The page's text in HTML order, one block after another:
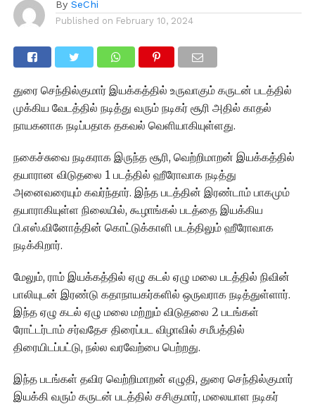
By SeChi
Published on February 10, 2024
துரை செந்தில்குமார் இயக்கத்தில் உருவாகும் கருடன் படத்தில்
முக்கிய வேடத்தில் நடித்து வரும் நடிகர் சூரி அதில் காதல்
நாயகனாக நடிப்பதாக தகவல் வெளியாகியுள்ளது.
நகைச்சுவை நடிகராக இருந்த சூரி, வெற்றிமாறன் இயக்கத்தில்
தயாரான விடுதலை 1 படத்தில் ஹீரோவாக நடித்து
அனைவரையும் கவர்ந்தார். இந்த படத்தின் இரண்டாம் பாகமும்
தயாராகியுள்ள நிலையில், கூழாங்கல் படத்தை இயக்கிய
பி.எஸ்.வினோத்தின் கொட்டுக்காளி படத்திலும் ஹீரோவாக
நடிக்கிறார்.
மேலும், ராம் இயக்கத்தில் ஏழு கடல் ஏழு மலை படத்தில் நிவின்
பாலியுடன் இரண்டு கதாநாயகர்களில் ஒருவராக நடித்துள்ளார்.
இந்த ஏழு கடல் ஏழு மலை மற்றும் விடுதலை 2 படங்கள்
ரோட்டர்டாம் சர்வதேச திரைப்பட விழாவில் சமீபத்தில்
திரையிடப்பட்டு, நல்ல வரவேற்பை பெற்றது.
இந்த படங்கள் தவிர வெற்றிமாறன் எழுதி, துரை செந்தில்குமார்
இயக்கி வரும் கருடன் படத்தில் சசிகுமார், மலையாள நடிகர்